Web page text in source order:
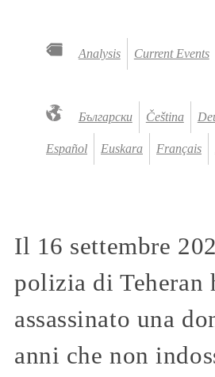
Analysis Current Events
Български Čeština
Español Euskara Français
Il 16 settembre
polizia di Teheran
assassinato una
anni che non